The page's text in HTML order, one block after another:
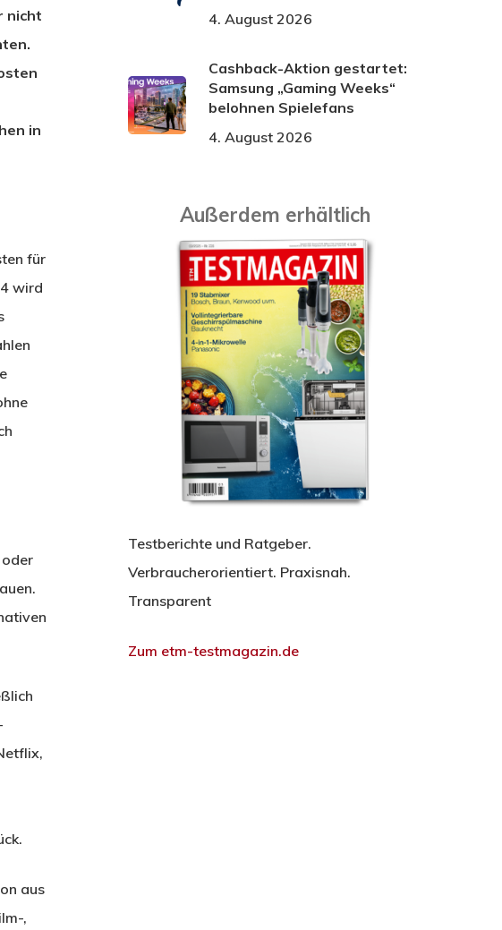
nicht
in
für
wird
aus
,
4. August 2026
Cashback-Aktion gestartet:
Samsung „Gaming Weeks“
belohnen Spielefans
4. August 2026
Außerdem erhältlich
Testberichte und Ratgeber.
Verbraucherorientiert. Praxisnah.
Transparent
Zum etm-testmagazin.de